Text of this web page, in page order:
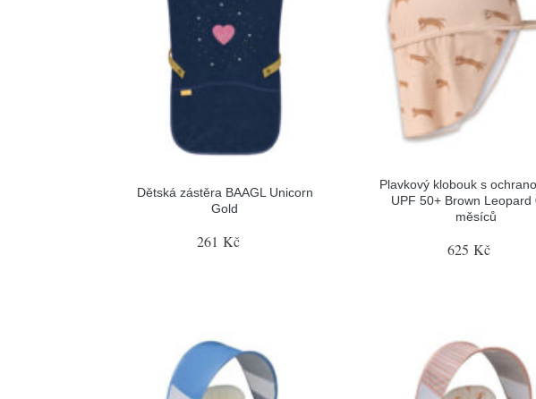
Dětská zástěra BAAGL Unicorn
Gold
261 Kč
Plavkový klobouk s
UPF 50+ Brown Leopard
měsíců
625 Kč